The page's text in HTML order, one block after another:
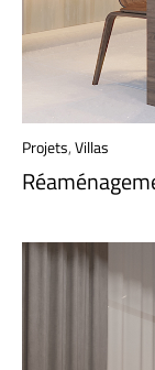
Projets,Villas